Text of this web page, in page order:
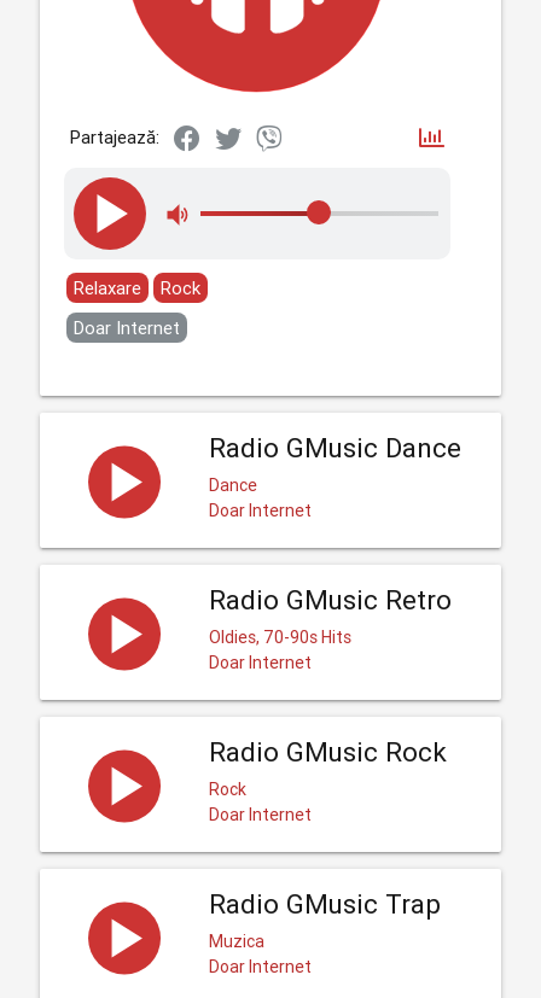
Partajează:
Relaxare
Rock
Doar Internet
Radio GMusic Dance
Dance
Doar Internet
Radio GMusic Retro
Oldies, 70-90s Hits
Doar Internet
Radio GMusic Rock
Rock
Doar Internet
Radio GMusic Trap
Muzica
Doar Internet